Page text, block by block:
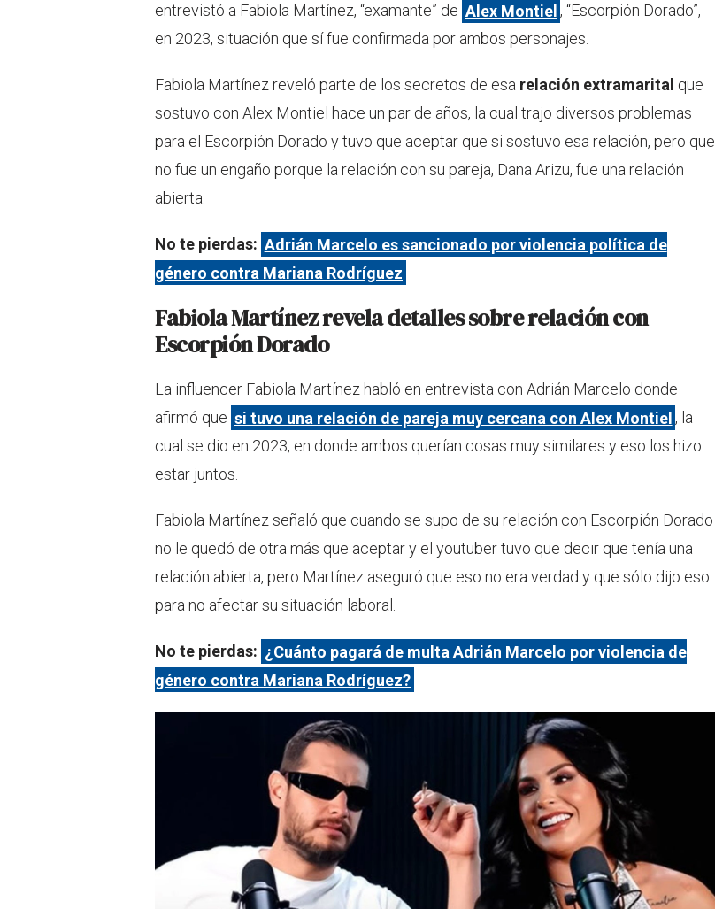
entrevistó a Fabiola Martínez, “examante” de Alex Montiel, “Escorpión Dorado”,
en 2023, situación que sí fue confirmada por ambos personajes.
Fabiola Martínez reveló parte de los secretos de esa relación extramarital que
sostuvo con Alex Montiel hace un par de años, la cual trajo diversos problemas
para el Escorpión Dorado y tuvo que aceptar que si sostuvo esa relación, pero que
no fue un engaño porque la relación con su pareja, Dana Arizu, fue una relación
abierta.
No te pierdas: Adrián Marcelo es sancionado por violencia política de
género contra Mariana Rodríguez
Fabiola Martínez revela detalles sobre relación con
Escorpión Dorado
La influencer Fabiola Martínez habló en entrevista con Adrián Marcelo donde
afirmó que si tuvo una relación de pareja muy cercana con Alex Montiel, la
cual se dio en 2023, en donde ambos querían cosas muy similares y eso los hizo
estar juntos.
Fabiola Martínez señaló que cuando se supo de su relación con Escorpión Dorado
no le quedó de otra más que aceptar y el youtuber tuvo que decir que tenía una
relación abierta, pero Martínez aseguró que eso no era verdad y que sólo dijo eso
para no afectar su situación laboral.
No te pierdas: ¿Cuánto pagará de multa Adrián Marcelo por violencia de
género contra Mariana Rodríguez?